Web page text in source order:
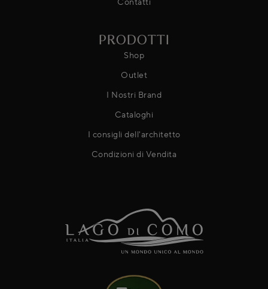
PRODOTTI
Shop
Outlet
I Nostri Brand
Cataloghi
I consigli dell'architetto
Condizioni di Vendita